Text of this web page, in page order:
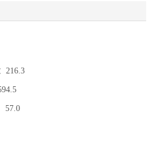
216.3
57.0